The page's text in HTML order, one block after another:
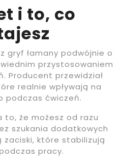
i to, co
gryf łamany podwójnie o
przystosowaniem
Producent przewidział
realnie wpływają na
podczas ćwiczeń.
to, że możesz od razu
szukania dodatkowych
zaciski, które stabilizują
pracy.